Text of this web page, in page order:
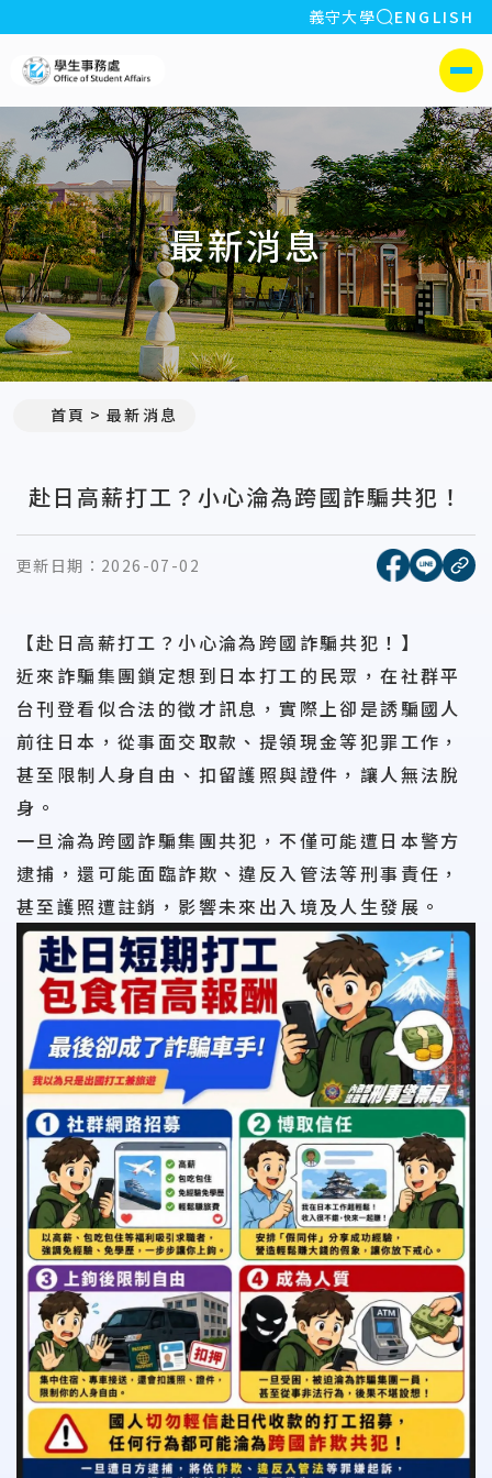
:::
義守大學 全站搜索
ENGLISH
側選單
最新消息
首頁 最新消息
赴日高薪打工？小心淪為跨國詐騙共犯！
更新日期： 2026-07-02 [另開新
[另開
複
【赴日高薪打工？小心淪為跨國詐騙共犯！】
近來詐騙集團鎖定想到日本打工的民眾，在社群平
台刊登看似合法的徵才訊息，實際上卻是誘騙國人
前往日本，從事面交取款、提領現金等犯罪工作，
甚至限制人身自由、扣留護照與證件，讓人無法脫
身。
一旦淪為跨國詐騙集團共犯，不僅可能遭日本警方
逮捕，還可能面臨詐欺、違反入管法等刑事責任，
甚至護照遭註銷，影響未來出入境及人生發展。